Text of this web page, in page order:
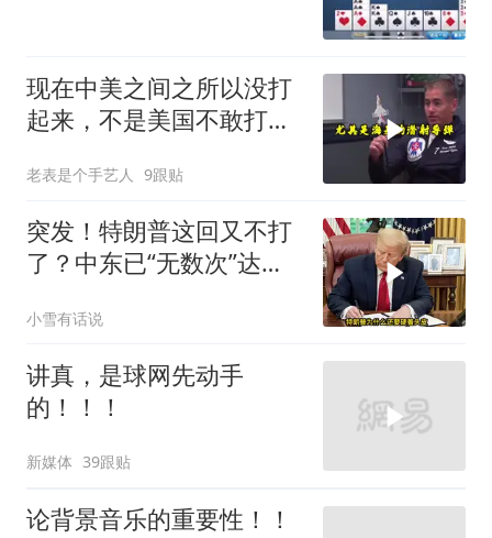
现在中美之间之所以没打
起来，不是美国不敢打或
老表是个手艺人 9跟贴
突发！特朗普这回又不打
了？中东已“无数次”达成
小雪有话说
讲真，是球网先动手
的！！！
新媒体 39跟贴
论背景音乐的重要性！！